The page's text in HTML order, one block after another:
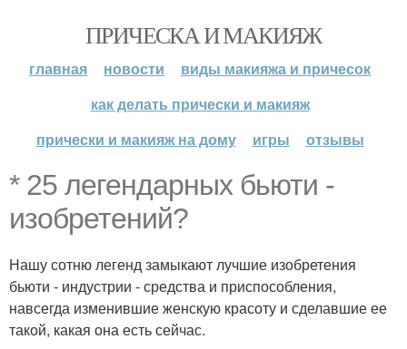
ПРИЧЕСКА И МАКИЯЖ
главная новости
виды макияжа и причесок
как делать прически и макияж
прически и макияж на дому
игры отзывы
* 25 легендарных бьюти -
изобретений?
Нашу сотню легенд замыкают лучшие изобретения
бьюти - индустрии - средства и приспособления,
навсегда изменившие женскую красоту и сделавшие ее
такой, какая она есть сейчас.